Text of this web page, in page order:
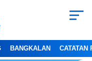
BANGKALAN CATATAN